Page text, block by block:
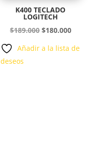
K400 TECLADO
LOGITECH
$189.000 El
$180.000El
Añadir a la lista de
deseos